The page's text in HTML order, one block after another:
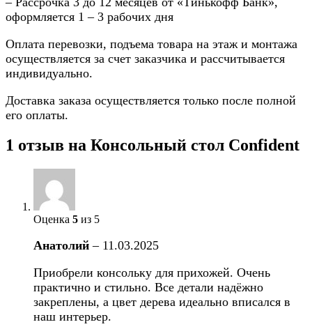
оформляется 1 – 3 рабочих дня
Оплата перевозки, подъема товара на этаж и монтажа
осуществляется за счет заказчика и рассчитывается
индивидуально.
Доставка заказа осуществляется только после полной
его оплаты.
1 отзыв на Консольный стол Confident
Оценка 5 из 5
Анатолий– 11.03.2025
Приобрели консольку для прихожей. Очень
практично и стильно. Все детали надёжно
закреплены, а цвет дерева идеально вписался в
наш интерьер.